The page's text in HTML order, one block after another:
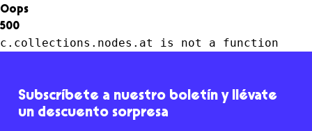
Oops
500
c.collections.nodes.at is not a function
Subscríbete a nuestro boletín y llévate
un descuento sorpresa